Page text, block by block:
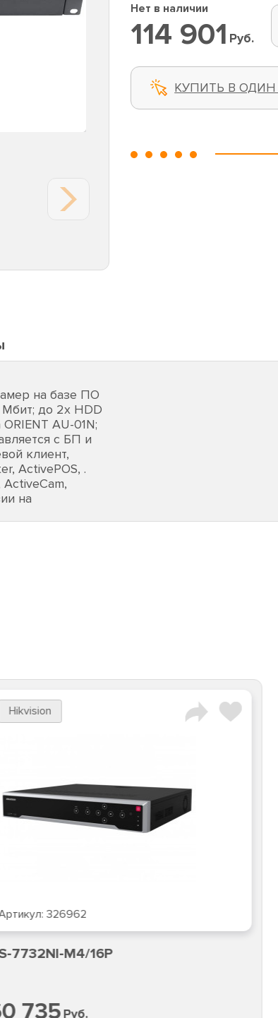
Нет в наличии
114 901 Руб.
КУПИТЬ В
на базе ПО
до 2х HDD
AU-01N;
с БП и
клиент,
ActivePOS, .
на
HiWatch
320599
NVR5864-EI
335Руб.